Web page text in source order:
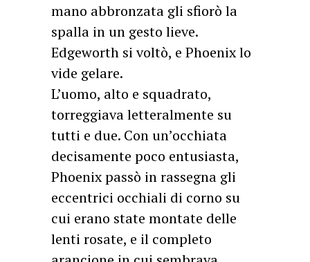
mano abbronzata gli sfiorò la
spalla in un gesto lieve.
Edgeworth si voltò, e Phoenix lo
vide gelare.
L’uomo, alto e squadrato,
torreggiava letteralmente su
tutti e due. Con un’occhiata
decisamente poco entusiasta,
Phoenix passò in rassegna gli
eccentrici occhiali di corno su
cui erano state montate delle
lenti rosate, e il completo